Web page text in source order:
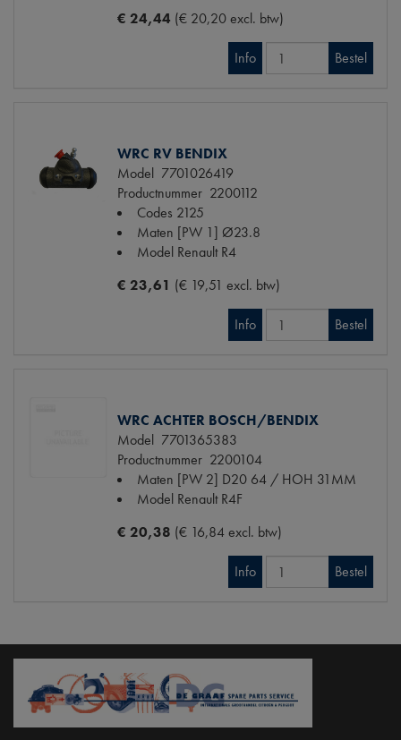
€ 24,44 (€ 20,20 excl. btw)
Info Bestel
WRC RV BENDIX
Model 7701026419
Productnummer 2200112
Codes 2125
Maten [PW 1] Ø23.8
Model Renault R4
€ 23,61 (€ 19,51 excl. btw)
Info Bestel
WRC ACHTER BOSCH/BENDIX
Model 7701365383
Productnummer 2200104
Maten [PW 2] D20 64 / HOH 31MM
Model Renault R4F
€ 20,38 (€ 16,84 excl. btw)
Info Bestel